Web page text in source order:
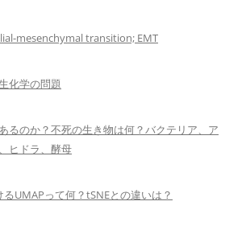
mesenchymal transition; EMT
化学の問題
るのか？不死の生き物は何？バクテリア、ア
ヒドラ、酵母
UMAPって何？tSNEとの違いは？